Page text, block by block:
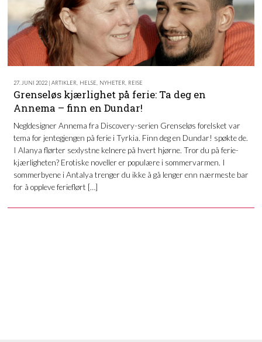
27. JUNI 2022 | ARTIKLER HELSE NYHETER REISE
Grenseløs kjærlighet på ferie: Ta deg en
Annema – finn en Dundar!
Negldesigner Annema fra Discovery-serien Grenseløs forelsket var
tema for jentegjengen på ferie i Tyrkia. Finn deg en Dundar! spøkte de.
I Alanya flørter sexlystne kelnere på hvert hjørne. Tror du på ferie-
kjærligheten? Erotiske noveller er populære i sommervarmen. I
sommerbyene i Antalya trenger du ikke å gå lenger enn nærmeste bar
for å oppleve ferieflørt […]